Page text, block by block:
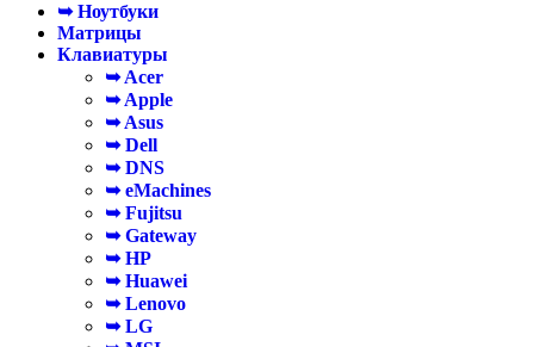
➥ Ноутбуки
Матрицы
Клавиатуры
➥ Acer
➥ Apple
➥ Asus
➥ Dell
➥ DNS
➥ eMachines
➥ Fujitsu
➥ Gateway
➥ HP
➥ Huawei
➥ Lenovo
➥ LG